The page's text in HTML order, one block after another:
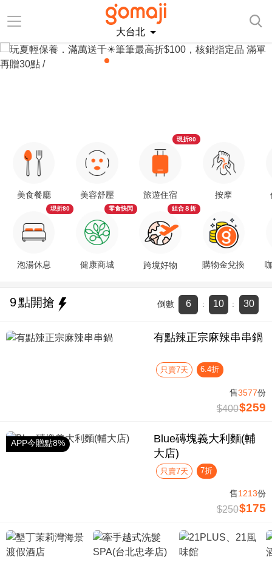
大台北
美食餐廳
泡湯休息
現折80
美容舒壓
健康商城
零食快閃
旅遊住宿
現折80
跨境好物
組合８折
按摩
購物金兌換
9點開搶 倒數 6 : 10 : 29
有點辣正宗麻辣串串鍋
只賣7天 6.4折
售3577份
$400$259
APP今贈點8%
Blue磚塊義大利麵(輔
大店)
只賣7天 7折
售1213份
$250$175